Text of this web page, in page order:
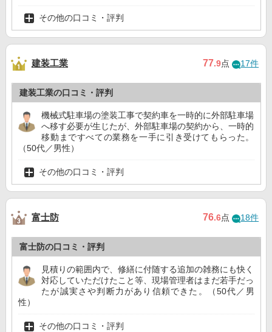
その他の口コミ・評判
建装工業 77.9点 17件
建装工業の口コミ・評判
機械式駐車場の塗装工事で契約車を一時的に外部駐車場
へ移す必要が生じたが、外部駐車場の契約から、一時的
移動まですべての業務を一手に引き受けてもらった。
（50代／男性）
その他の口コミ・評判
富士防 76.6点 18件
富士防の口コミ・評判
見積りの範囲内で、修繕に付随する追加の雑務にも快く
対応していただけたこと等、現場管理者はまだ若手だっ
たが誠実さや判断力があり信頼できた。（50代／男
性）
その他の口コミ・評判